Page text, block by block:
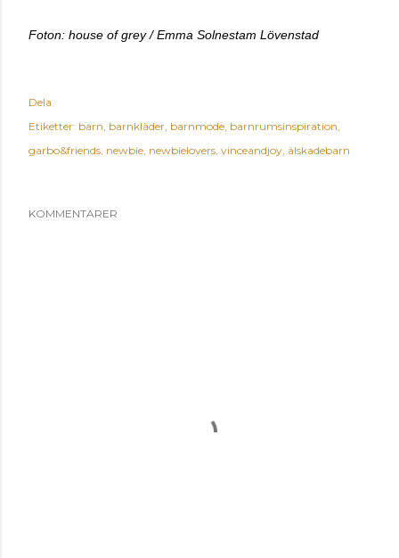
Foton: house of grey / Emma Solnestam Lövenstad
Dela
Etiketter: barn barnkläder barnmode barnrumsinspiration
garbo&friends newbie newbielovers vinceandjoy älskadebarn
KOMMENTARER